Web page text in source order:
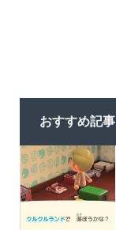
おすすめ記事